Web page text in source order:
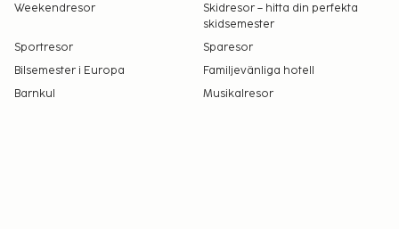
Weekendresor
Skidresor – hitta din perfekta
skidsemester
Sportresor
Sparesor
Bilsemester i Europa
Familjevänliga hotell
Barnkul
Musikalresor